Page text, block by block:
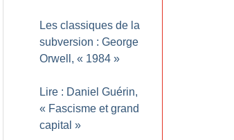
Les classiques de la
subversion : George
Orwell, « 1984 »
Lire : Daniel Guérin,
« Fascisme et grand
capital »